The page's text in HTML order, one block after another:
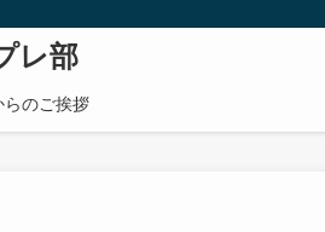
レ部
らのご挨拶